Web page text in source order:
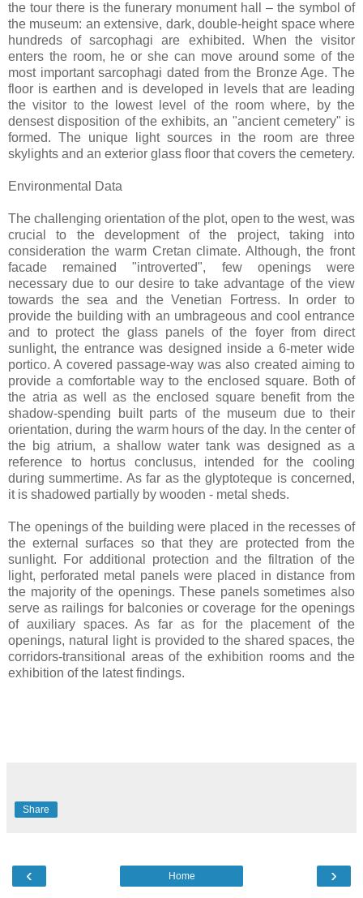
the tour there is the funerary monument hall – the symbol of
the museum: an extensive, dark, double-height space where
hundreds of sarcophagi are exhibited. When the visitor
enters the room, he or she can move around some of the
most important sarcophagi dated from the Bronze Age. The
floor is earthen and is developed in levels that are leading
the visitor to the lowest level of the room where, by the
densest disposition of the exhibits, an "ancient cemetery" is
formed. The unique light sources in the room are three
skylights and an exterior glass floor that covers the cemetery.
Environmental Data
The challenging orientation of the plot, open to the west, was
crucial to the development of the project, taking into
consideration the warm Cretan climate. Although, the front
facade remained "introverted", few openings were
necessary due to our desire to take advantage of the view
towards the sea and the Venetian Fortress. In order to
provide the building with an umbrageous and cool entrance
and to protect the glass panels of the foyer from direct
sunlight, the entrance was designed inside a 6-meter wide
portico. A covered passage-way was also created aiming to
provide a comfortable way to the enclosed square. Both of
the atria as well as the enclosed square benefit from the
shadow-spending built parts of the museum due to their
orientation, during the warm hours of the day. In the center of
the big atrium, a shallow water tank was designed as a
reference to hortus conclusus, intended for the cooling
during summertime. As far as the glyptoteque is concerned,
it is shadowed partially by wooden - metal sheds.
The openings of the building were placed in the recesses of
the external surfaces so that they are protected from the
sunlight. For additional protection and the filtration of the
light, perforated metal panels were placed in distance from
the majority of the openings. These panels sometimes also
serve as railings for balconies or coverage for the openings
of auxiliary spaces. As far as for the placement of the
openings, natural light is provided to the shared spaces, the
corridors-transitional areas of the exhibition rooms and the
exhibition of the latest findings.
Share
‹ ›
Home